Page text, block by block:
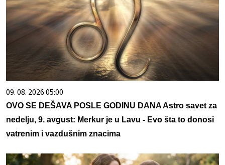
09. 08. 2026 05:00
OVO SE DEŠAVA POSLE GODINU DANA Astro savet za
nedelju, 9. avgust: Merkur je u Lavu - Evo šta to donosi
vatrenim i vazdušnim znacima